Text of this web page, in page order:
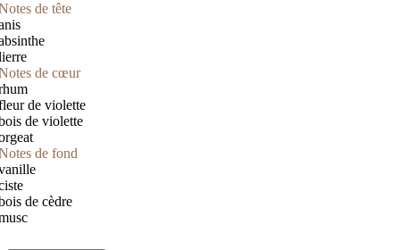
de tête
de cœur
de violette
de violette
de fond
de cèdre